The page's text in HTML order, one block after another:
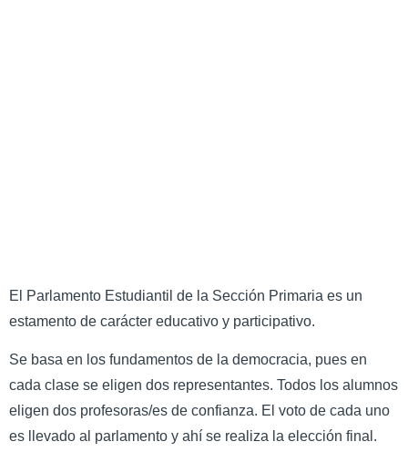
El Parlamento Estudiantil de la Sección Primaria es un
estamento de carácter educativo y participativo.
Se basa en los fundamentos de la democracia, pues en
cada clase se eligen dos representantes. Todos los alumnos
eligen dos profesoras/es de confianza. El voto de cada uno
es llevado al parlamento y ahí se realiza la elección final.